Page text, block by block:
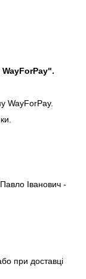
WayForPay.
Іванович -
при доставці